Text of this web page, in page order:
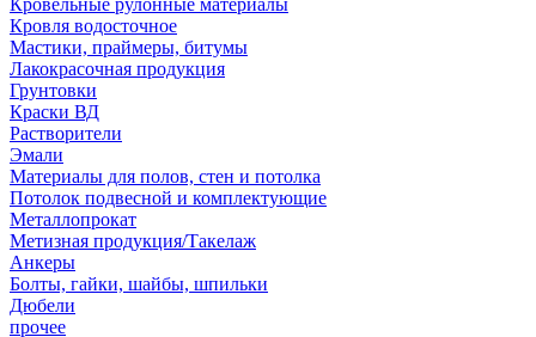
Кровельные рулонные материалы
Кровля водосточное
Мастики, праймеры, битумы
Лакокрасочная продукция
Грунтовки
Краски ВД
Растворители
Эмали
Материалы для полов, стен и потолка
Потолок подвесной и комплектующие
Металлопрокат
Метизная продукция/Такелаж
Анкеры
Болты, гайки, шайбы, шпильки
Дюбели
прочее